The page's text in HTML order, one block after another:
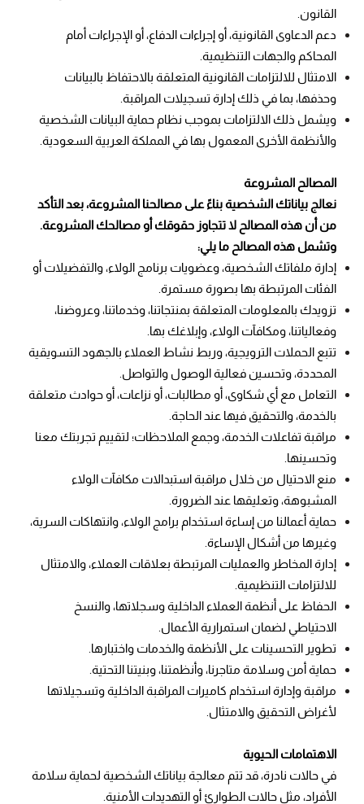
القانون.
دعم الدعاوى القانونية، أو إجراءات الدفاع، أو الإجراءات أمام
المحاكم والجهات التنظيمية.
الامتثال للالتزامات القانونية المتعلقة بالاحتفاظ بالبيانات
وحذفها، بما في ذلك إدارة تسجيلات المراقبة.
ويشمل ذلك الالتزامات بموجب نظام حماية البيانات الشخصية
والأنظمة الأخرى المعمول بها في المملكة العربية السعودية.
المصالح المشروعة
نعالج بياناتك الشخصية بناءً على مصالحنا المشروعة، بعد التأكد
من أن هذه المصالح لا تتجاوز حقوقك أو مصالحك المشروعة.
وتشمل هذه المصالح ما يلي:
إدارة ملفاتك الشخصية، وعضويات برنامج الولاء، والتفضيلات أو
الفئات المرتبطة بها بصورة مستمرة.
تزويدك بالمعلومات المتعلقة بمنتجاتنا، وخدماتنا، وعروضنا،
وفعالياتنا، ومكافآت الولاء، وإبلاغك بها.
تتبع الحملات الترويجية، وربط نشاط العملاء بالجهود التسويقية
المحددة، وتحسين فعالية الوصول والتواصل.
التعامل مع أي شكاوى، أو مطالبات، أو نزاعات، أو حوادث متعلقة
بالخدمة، والتحقيق فيها عند الحاجة.
مراقبة تفاعلات الخدمة، وجمع الملاحظات؛ لتقييم تجربتك معنا
وتحسينها.
منع الاحتيال من خلال مراقبة استبدالات مكافآت الولاء
المشبوهة، وتعليقها عند الضرورة.
حماية أعمالنا من إساءة استخدام برامج الولاء، وانتهاكات السرية،
وغيرها من أشكال الإساءة.
إدارة المخاطر والعمليات المرتبطة بعلاقات العملاء، والامتثال
للالتزامات التنظيمية.
الحفاظ على أنظمة العملاء الداخلية وسجلاتها، والنسخ
الاحتياطي لضمان استمرارية الأعمال.
تطوير التحسينات على الأنظمة والخدمات واختبارها.
حماية أمن وسلامة متاجرنا، وأنظمتنا، وبنيتنا التحتية.
مراقبة وإدارة استخدام كاميرات المراقبة الداخلية وتسجيلاتها
لأغراض التحقيق والامتثال.
الاهتمامات الحيوية
في حالات نادرة، قد تتم معالجة بياناتك الشخصية لحماية سلامة
الأفراد، مثل حالات الطوارئ أو التهديدات الأمنية.